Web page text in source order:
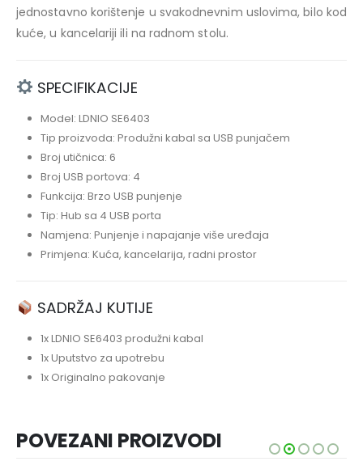
jednostavno korištenje u svakodnevnim uslovima, bilo kod
kuće, u kancelariji ili na radnom stolu.
SPECIFIKACIJE
Model: LDNIO SE6403
Tip proizvoda: Produžni kabal sa USB punjačem
Broj utičnica: 6
Broj USB portova: 4
Funkcija: Brzo USB punjenje
Tip: Hub sa 4 USB porta
Namjena: Punjenje i napajanje više uređaja
Primjena: Kuća, kancelarija, radni prostor
SADRŽAJ KUTIJE
1x LDNIO SE6403 produžni kabal
1x Uputstvo za upotrebu
1x Originalno pakovanje
POVEZANI PROIZVODI